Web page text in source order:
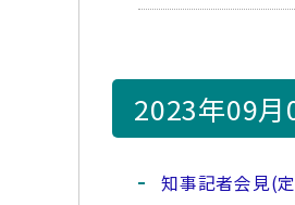
2023年09月
知事記者会見(